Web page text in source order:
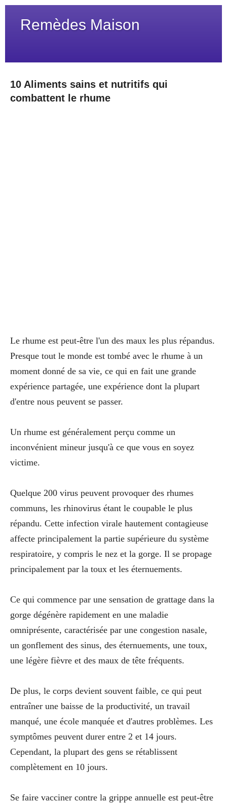
Remèdes Maison
10 Aliments sains et nutritifs qui
combattent le rhume
Le rhume est peut-être l'un des maux les plus répandus.
Presque tout le monde est tombé avec le rhume à un
moment donné de sa vie, ce qui en fait une grande
expérience partagée, une expérience dont la plupart
d'entre nous peuvent se passer.
Un rhume est généralement perçu comme un
inconvénient mineur jusqu'à ce que vous en soyez
victime.
Quelque 200 virus peuvent provoquer des rhumes
communs, les rhinovirus étant le coupable le plus
répandu. Cette infection virale hautement contagieuse
affecte principalement la partie supérieure du système
respiratoire, y compris le nez et la gorge. Il se propage
principalement par la toux et les éternuements.
Ce qui commence par une sensation de grattage dans la
gorge dégénère rapidement en une maladie
omniprésente, caractérisée par une congestion nasale,
un gonflement des sinus, des éternuements, une toux,
une légère fièvre et des maux de tête fréquents.
De plus, le corps devient souvent faible, ce qui peut
entraîner une baisse de la productivité, un travail
manqué, une école manquée et d'autres problèmes. Les
symptômes peuvent durer entre 2 et 14 jours.
Cependant, la plupart des gens se rétablissent
complètement en 10 jours.
Se faire vacciner contre la grippe annuelle est peut-être